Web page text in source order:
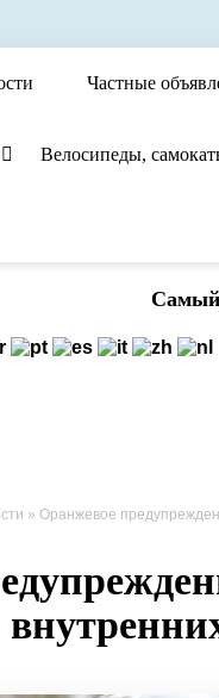
Частные
Велосипеды,
Cамый
» Оранжевое